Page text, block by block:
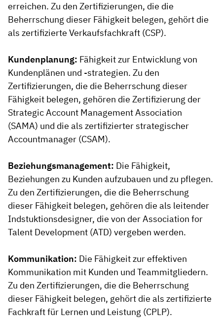
erreichen. Zu den Zertifizierungen, die die
Beherrschung dieser Fähigkeit belegen, gehört die
als zertifizierte Verkaufsfachkraft (CSP).
Kundenplanung: Fähigkeit zur Entwicklung von
Kundenplänen und -strategien. Zu den
Zertifizierungen, die die Beherrschung dieser
Fähigkeit belegen, gehören die Zertifizierung der
Strategic Account Management Association
(SAMA) und die als zertifizierter strategischer
Accountmanager (CSAM).
Beziehungsmanagement: Die Fähigkeit,
Beziehungen zu Kunden aufzubauen und zu pflegen.
Zu den Zertifizierungen, die die Beherrschung
dieser Fähigkeit belegen, gehören die als leitender
Indstuktionsdesigner, die von der Association for
Talent Development (ATD) vergeben werden.
Kommunikation: Die Fähigkeit zur effektiven
Kommunikation mit Kunden und Teammitgliedern.
Zu den Zertifizierungen, die die Beherrschung
dieser Fähigkeit belegen, gehört die als zertifizierte
Fachkraft für Lernen und Leistung (CPLP).